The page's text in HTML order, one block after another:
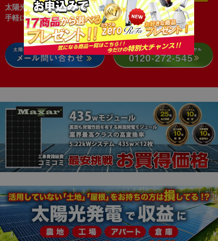
太陽光リースで節電生活をお
手軽に！